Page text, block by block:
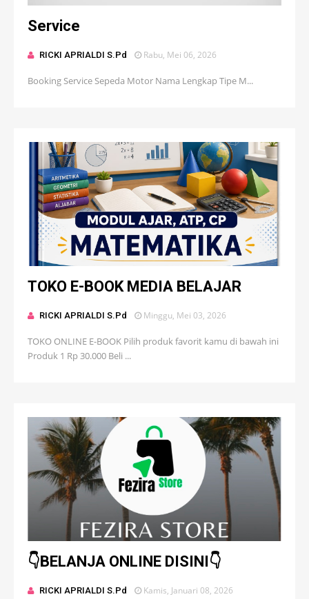
Service
RICKI APRIALDI S.Pd Rabu, Mei 06, 2026
Booking Service Sepeda Motor Nama Lengkap Tipe M...
TOKO E-BOOK MEDIA BELAJAR
RICKI APRIALDI S.Pd Minggu, Mei 03, 2026
TOKO ONLINE E-BOOK Pilih produk favorit kamu di bawah ini
Produk 1 Rp 30.000 Beli ...
👇BELANJA ONLINE DISINI👇
RICKI APRIALDI S.Pd Kamis, Januari 08, 2026